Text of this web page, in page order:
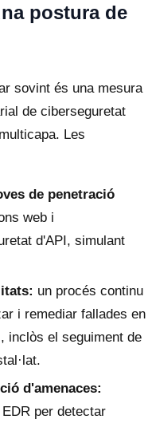
postura de
sovint és una mesura
de ciberseguretat
Les
de penetració
web i
d'API, simulant
un procés continu
i remediar fallades en
inclòs el seguiment de
d'amenaces:
per detectar